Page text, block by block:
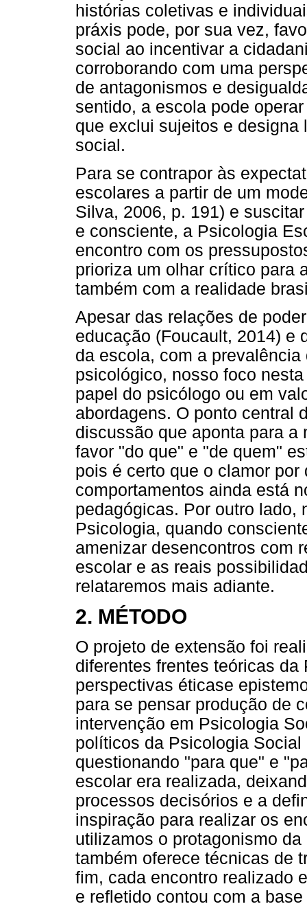
histórias coletivas e
práxis pode, por sua vez,
social ao incentivar a
corroborando com uma
de antagonismos e
sentido, a escola pode
que exclui sujeitos e
social.
Para se contrapor às
escolares a partir de um
Silva, 2006, p. 191) e
e consciente, a Psicologia
encontro com os
prioriza um olhar crítico para
também com a realidade
Apesar das relações de
educação (Foucault, 2014) e
da escola, com a
psicológico, nosso foco
papel do psicólogo ou em
abordagens. O ponto central
discussão que aponta para
favor "do que" e "de quem"
pois é certo que o clamor
comportamentos ainda está
pedagógicas. Por outro lado,
Psicologia, quando
amenizar desencontros com
escolar e as reais
relataremos mais adiante.
2. MÉTODO
O projeto de extensão foi
diferentes frentes teóricas
perspectivas éticase
para se pensar produção de
intervenção em Psicologia
políticos da Psicologia
questionando "para que" e
escolar era realizada,
processos decisórios e a
inspiração para realizar os
utilizamos o protagonismo
também oferece técnicas de
fim, cada encontro realizado
e refletido contou com a